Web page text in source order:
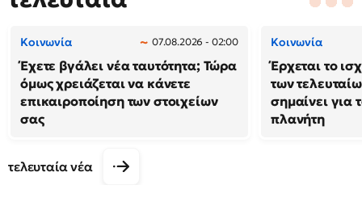
Κοινωνία 07.08.2026 - 02:00
Έχετε βγάλει νέα ταυτότητα; Τώρα
όμως χρειάζεται να κάνετε
επικαιροποίηση των στοιχείων
σας
Κοινωνία
Έρχεται το
των
σημαίνει για
πλανήτη
τελευταία νέα